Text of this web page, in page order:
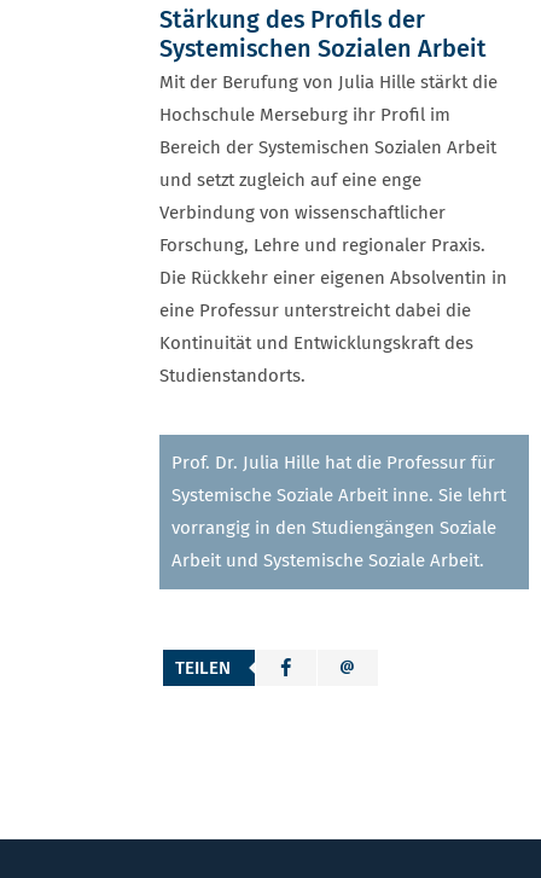
Prof. Dr. Julia Hille hat die Professur für
Systemische Soziale Arbeit inne. Sie lehrt
vorrangig in den Studiengängen Soziale
Arbeit und Systemische Soziale Arbeit.
Stärkung des Profils der
Systemischen Sozialen Arbeit
Mit der Berufung von Julia Hille stärkt die
Hochschule Merseburg ihr Profil im
Bereich der Systemischen Sozialen Arbeit
und setzt zugleich auf eine enge
Verbindung von wissenschaftlicher
Forschung, Lehre und regionaler Praxis.
Die Rückkehr einer eigenen Absolventin in
eine Professur unterstreicht dabei die
Kontinuität und Entwicklungskraft des
Studienstandorts.
TEILEN